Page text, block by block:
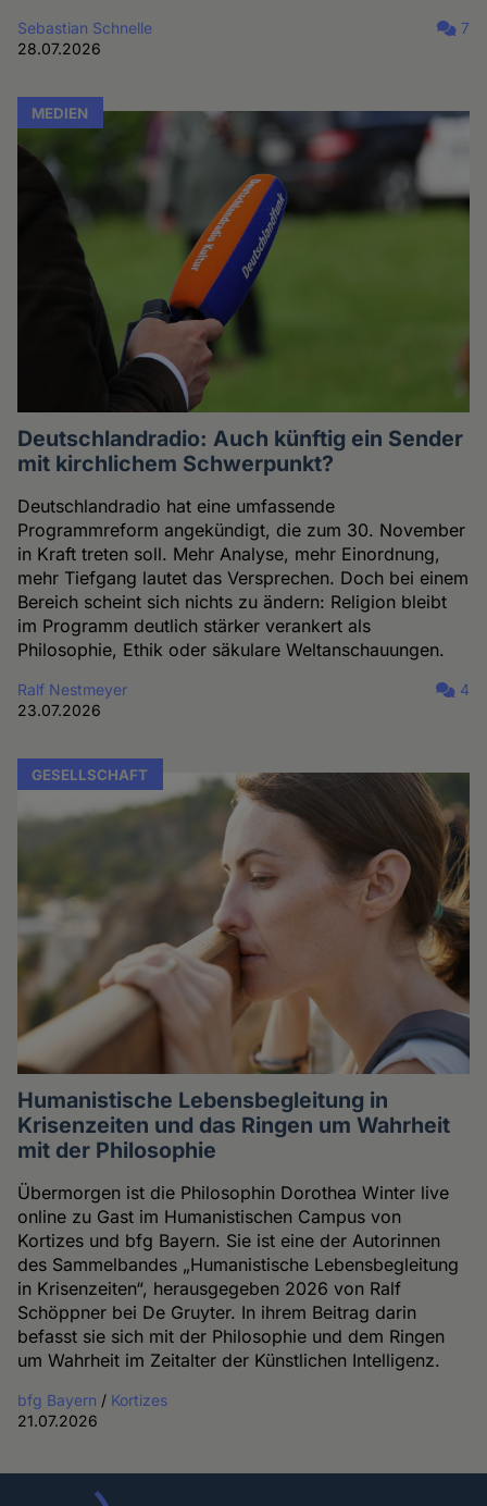
Sebastian Schnelle
28.07.2026
7
MEDIEN
Deutschlandradio: Auch künftig ein Sender
mit kirchlichem Schwerpunkt?
Deutschlandradio hat eine umfassende
Programmreform angekündigt, die zum 30. November
in Kraft treten soll. Mehr Analyse, mehr Einordnung,
mehr Tiefgang lautet das Versprechen. Doch bei einem
Bereich scheint sich nichts zu ändern: Religion bleibt
im Programm deutlich stärker verankert als
Philosophie, Ethik oder säkulare Weltanschauungen.
Ralf Nestmeyer
23.07.2026
4
GESELLSCHAFT
Humanistische Lebensbegleitung in
Krisenzeiten und das Ringen um Wahrheit
mit der Philosophie
Übermorgen ist die Philosophin Dorothea Winter live
online zu Gast im Humanistischen Campus von
Kortizes und bfg Bayern. Sie ist eine der Autorinnen
des Sammelbandes „Humanistische Lebensbegleitung
in Krisenzeiten“, herausgegeben 2026 von Ralf
Schöppner bei De Gruyter. In ihrem Beitrag darin
befasst sie sich mit der Philosophie und dem Ringen
um Wahrheit im Zeitalter der Künstlichen Intelligenz.
bfg Bayern / Kortizes
21.07.2026